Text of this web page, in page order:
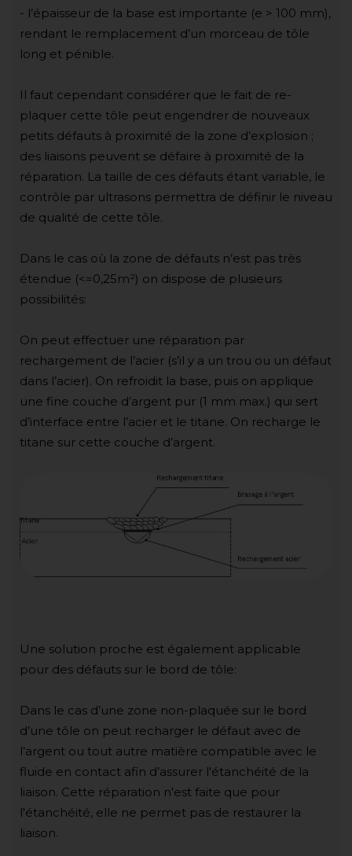
- l’épaisseur de la base est importante (e > 100 mm),
rendant le remplacement d’un morceau de tôle
long et pénible.
Il faut cependant considérer que le fait de re-
plaquer cette tôle peut engendrer de nouveaux
petits défauts à proximité de la zone d’explosion ;
des liaisons peuvent se défaire à proximité de la
réparation. La taille de ces défauts étant variable, le
contrôle par ultrasons permettra de définir le niveau
de qualité de cette tôle.
Dans le cas où la zone de défauts n’est pas très
étendue (<=0,25m²) on dispose de plusieurs
possibilités:
On peut effectuer une réparation par
rechargement de l’acier (s’il y a un trou ou un défaut
dans l’acier). On refroidit la base, puis on applique
une fine couche d’argent pur (1 mm max.) qui sert
d’interface entre l’acier et le titane. On recharge le
titane sur cette couche d’argent.
Une solution proche est également applicable
pour des défauts sur le bord de tôle:
Dans le cas d’une zone non-plaquée sur le bord
d’une tôle on peut recharger le défaut avec de
l’argent ou tout autre matière compatible avec le
fluide en contact afin d’assurer l'étanchéité de la
liaison. Cette réparation n'est faite que pour
l'étanchéité, elle ne permet pas de restaurer la
liaison.